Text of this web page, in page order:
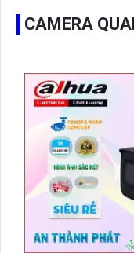
CAMERA